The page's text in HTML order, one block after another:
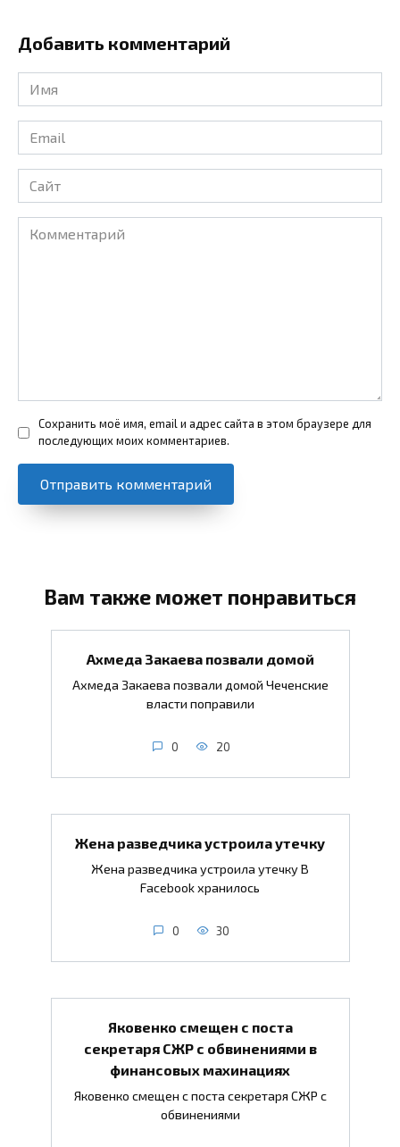
Добавить комментарий
Имя
*
Email
*
Сайт
Комментарий
Сохранить моё имя, email и адрес сайта в этом браузере для
последующих моих комментариев.
Вам также может понравиться
Ахмеда Закаева позвали домой
Ахмеда Закаева позвали домой Чеченские
власти поправили
0 20
Жена разведчика устроила утечку
Жена разведчика устроила утечку В
Facebook хранилось
0 30
Яковенко смещен с поста
секретаря СЖР с обвинениями в
финансовых махинациях
Яковенко смещен с поста секретаря СЖР с
обвинениями